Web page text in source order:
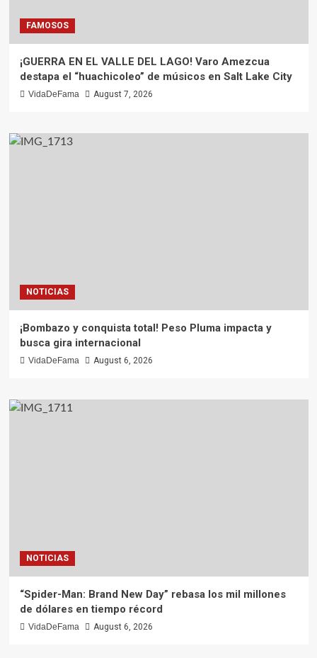
FAMOSOS
¡GUERRA EN EL VALLE DEL LAGO! Varo Amezcua
destapa el “huachicoleo” de músicos en Salt Lake City
VidaDeFama August 7, 2026
NOTICIAS
¡Bombazo y conquista total! Peso Pluma impacta y
busca gira internacional
VidaDeFama August 6, 2026
NOTICIAS
“Spider-Man: Brand New Day” rebasa los mil millones
de dólares en tiempo récord
VidaDeFama August 6, 2026